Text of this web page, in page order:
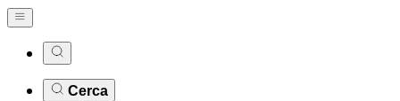
Cerca